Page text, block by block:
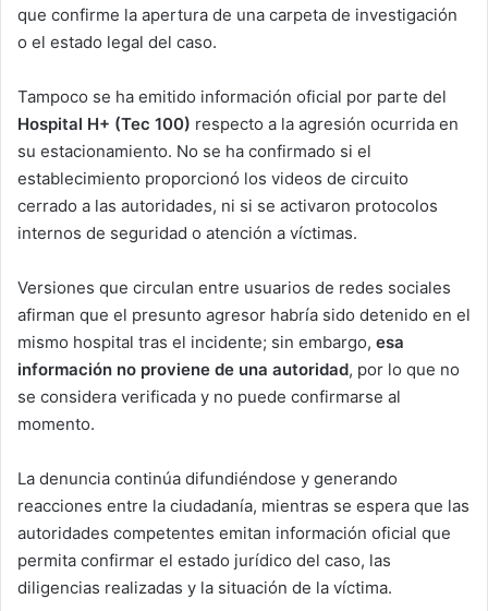
que confirme la apertura de una carpeta de investigación
o el estado legal del caso.
Tampoco se ha emitido información oficial por parte del
Hospital H+ (Tec 100) respecto a la agresión ocurrida en
su estacionamiento. No se ha confirmado si el
establecimiento proporcionó los videos de circuito
cerrado a las autoridades, ni si se activaron protocolos
internos de seguridad o atención a víctimas.
Versiones que circulan entre usuarios de redes sociales
afirman que el presunto agresor habría sido detenido en el
mismo hospital tras el incidente; sin embargo, esa
información no proviene de una autoridad, por lo que no
se considera verificada y no puede confirmarse al
momento.
La denuncia continúa difundiéndose y generando
reacciones entre la ciudadanía, mientras se espera que las
autoridades competentes emitan información oficial que
permita confirmar el estado jurídico del caso, las
diligencias realizadas y la situación de la víctima.